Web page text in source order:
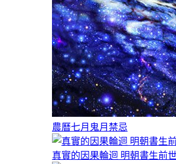
農曆七月鬼月禁忌
真實的因果輪迴 明朝書生前